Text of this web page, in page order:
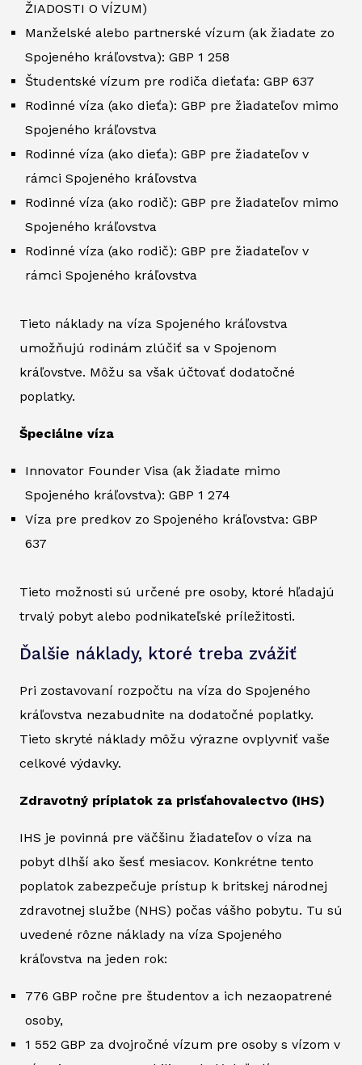
ŽIADOSTI O VÍZUM)
Manželské alebo partnerské vízum (ak žiadate zo
Spojeného kráľovstva): GBP 1 258
Študentské vízum pre rodiča dieťaťa: GBP 637
Rodinné víza (ako dieťa): GBP pre žiadateľov mimo
Spojeného kráľovstva
Rodinné víza (ako dieťa): GBP pre žiadateľov v
rámci Spojeného kráľovstva
Rodinné víza (ako rodič): GBP pre žiadateľov mimo
Spojeného kráľovstva
Rodinné víza (ako rodič): GBP pre žiadateľov v
rámci Spojeného kráľovstva
Tieto náklady na víza Spojeného kráľovstva
umožňujú rodinám zlúčiť sa v Spojenom
kráľovstve. Môžu sa však účtovať dodatočné
poplatky.
Špeciálne víza
Innovator Founder Visa (ak žiadate mimo
Spojeného kráľovstva): GBP 1 274
Víza pre predkov zo Spojeného kráľovstva: GBP
637
Tieto možnosti sú určené pre osoby, ktoré hľadajú
trvalý pobyt alebo podnikateľské príležitosti.
Ďalšie náklady, ktoré treba zvážiť
Pri zostavovaní rozpočtu na víza do Spojeného
kráľovstva nezabudnite na dodatočné poplatky.
Tieto skryté náklady môžu výrazne ovplyvniť vaše
celkové výdavky.
Zdravotný príplatok za prisťahovalectvo (IHS)
IHS je povinná pre väčšinu žiadateľov o víza na
pobyt dlhší ako šesť mesiacov. Konkrétne tento
poplatok zabezpečuje prístup k britskej národnej
zdravotnej službe (NHS) počas vášho pobytu. Tu sú
uvedené rôzne náklady na víza Spojeného
kráľovstva na jeden rok:
776 GBP ročne pre študentov a ich nezaopatrené
osoby,
1 552 GBP za dvojročné vízum pre osoby s vízom v